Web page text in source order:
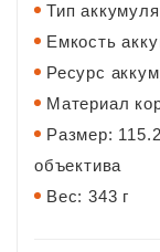
Тип
Емкость
Ресурс
Материал
Размер:
объектива
Вес: 343 г